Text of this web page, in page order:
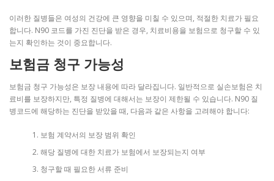
이러한 질병들은 여성의 건강에 큰 영향을 미칠 수 있으며, 적절한 치료가 필요
합니다. N90 코드를 가진 진단을 받은 경우, 치료비용을 보험으로 청구할 수 있
는지 확인하는 것이 중요합니다.
보험금 청구 가능성
보험금 청구 가능성은 보장 내용에 따라 달라집니다. 일반적으로 실손보험은 치
료비를 보장하지만, 특정 질병에 대해서는 보장이 제한될 수 있습니다. N90 질
병코드에 해당하는 진단을 받았을 때, 다음과 같은 사항을 고려해야 합니다:
보험 계약서의 보장 범위 확인
해당 질병에 대한 치료가 보험에서 보장되는지 여부
청구할 때 필요한 서류 준비